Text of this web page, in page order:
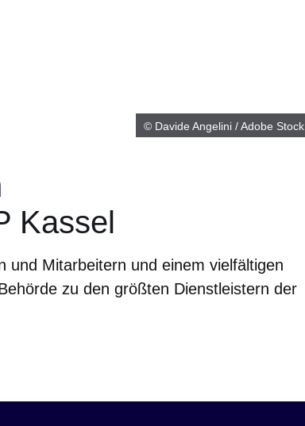
© Davide Angelini / Adobe Stock
Kassel
und Mitarbeitern und einem vielfältigen
zu den größten Dienstleistern der